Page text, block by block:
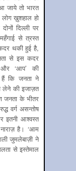
जाये तो भारत
ख़ुशहाल हो
दिल्ली पर
से त्रस्त
थकी हुई है,
से इस कदर
‘आप’ की
कि जनता ने
लेने की इजाज़त
जनता के भीतर
वर्ग असन्तोष
इतनी आश्वस्त
है। ‘आम
जुमलेबाज़ी ने
से इस्तेमाल